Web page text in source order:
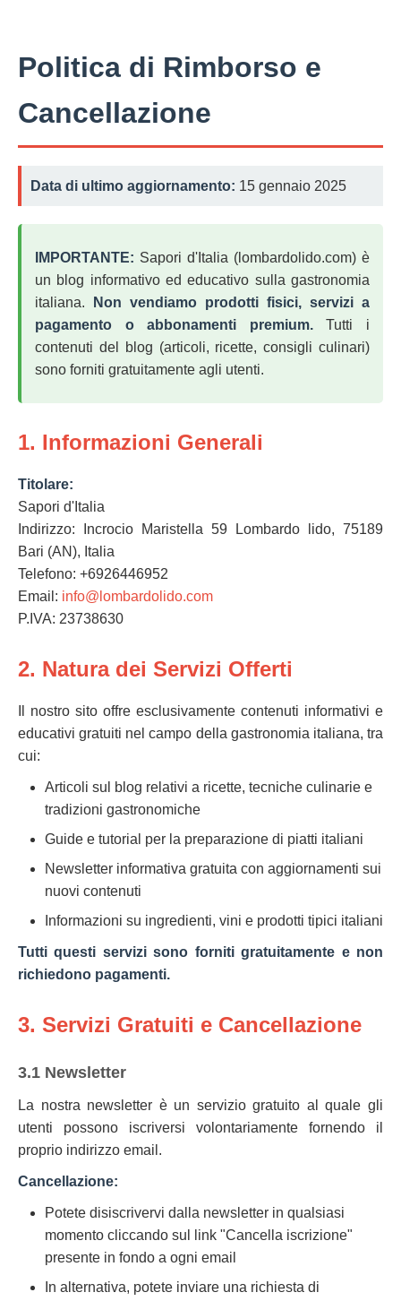
Politica di Rimborso e
Cancellazione
Data di ultimo aggiornamento: 15 gennaio 2025
IMPORTANTE: Sapori d'Italia (lombardolido.com) è
un blog informativo ed educativo sulla gastronomia
italiana.
Non vendiamo prodotti fisici, servizi a
pagamento o abbonamenti premium.Tutti i
contenuti del blog (articoli, ricette, consigli culinari)
sono forniti gratuitamente agli utenti.
1. Informazioni Generali
Titolare:
Sapori d'Italia
Indirizzo: Incrocio Maristella 59 Lombardo lido, 75189
Bari (AN), Italia
Telefono: +6926446952
Email: info@lombardolido.com
P.IVA: 23738630
2. Natura dei Servizi Offerti
Il nostro sito offre esclusivamente contenuti informativi e
educativi gratuiti nel campo della gastronomia italiana, tra
cui:
Articoli sul blog relativi a ricette, tecniche culinarie e
tradizioni gastronomiche
Guide e tutorial per la preparazione di piatti italiani
Newsletter informativa gratuita con aggiornamenti sui
nuovi contenuti
Informazioni su ingredienti, vini e prodotti tipici italiani
Tutti questi servizi sono forniti gratuitamente e non
richiedono pagamenti.
3. Servizi Gratuiti e Cancellazione
3.1 Newsletter
La nostra newsletter è un servizio gratuito al quale gli
utenti possono iscriversi volontariamente fornendo il
proprio indirizzo email.
Cancellazione:
Potete disiscrivervi dalla newsletter in qualsiasi
momento cliccando sul link "Cancella iscrizione"
presente in fondo a ogni email
In alternativa, potete inviare una richiesta di